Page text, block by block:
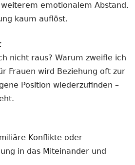
emotionalem Abstand.
kaum auflöst.
nicht raus? Warum zweifle ich
Frauen wird Beziehung oft zur
Position wiederzufinden –
Konflikte oder
in das Miteinander und